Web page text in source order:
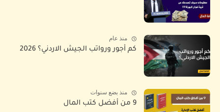
منذ عام
كم أجور ورواتب الجيش الاردني؟ 2026
منذ بضع سنوات